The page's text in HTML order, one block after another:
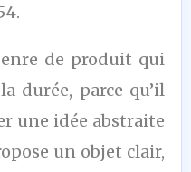
de produit qui
durée, parce qu’il
une idée abstraite
un objet clair,